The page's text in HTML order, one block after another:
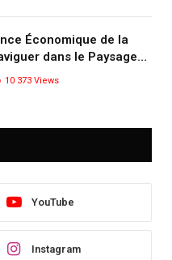
Économique de la
dans le Paysage
10 373 Views
YouTube
Instagram